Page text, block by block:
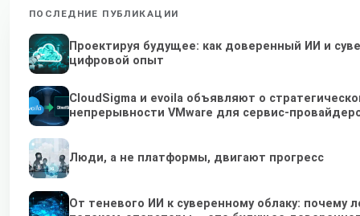
ПОСЛЕДНИЕ ПУБЛИКАЦИИ
Проектируя будущее: как доверенный ИИ и
цифровой опыт
CloudSigma и evoila объявляют о
непрерывности VMware для сервис-
Люди, а не платформы, двигают прогресс
От теневого ИИ к суверенному облаку: почему